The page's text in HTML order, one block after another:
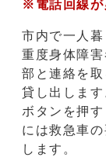
※電話回線が
市内で一人
重度身体障
部と連絡を
貸し出します
ボタンを押
には救急車
します。